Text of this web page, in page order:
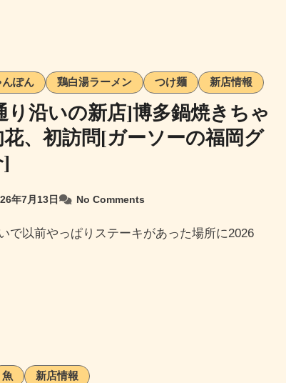
んぽん 鶏白湯ラーメン つけ麺 新店情報
り沿いの新店]博多鍋焼きちゃ
花、初訪問[ガーソーの福岡グ
年7月13日 No Comments
魚 新店情報